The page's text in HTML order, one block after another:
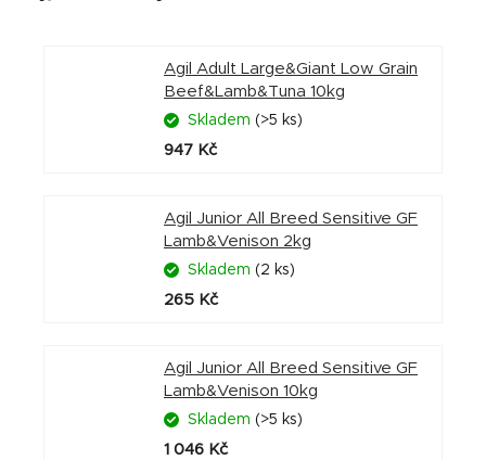
Agil Adult Large&Giant Low Grain
Beef&Lamb&Tuna 10kg
Skladem (>5 ks)
947 Kč
Agil Junior All Breed Sensitive GF
Lamb&Venison 2kg
Skladem (2 ks)
265 Kč
Agil Junior All Breed Sensitive GF
Lamb&Venison 10kg
Skladem (>5 ks)
1 046 Kč